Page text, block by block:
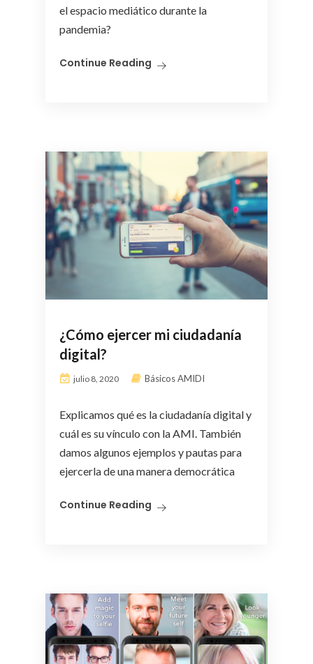
el espacio mediático durante la
pandemia?
Continue Reading
¿Cómo ejercer mi ciudadanía
digital?
julio 8, 2020 Básicos AMIDI
Explicamos qué es la ciudadanía digital y
cuál es su vínculo con la AMI. También
damos algunos ejemplos y pautas para
ejercerla de una manera democrática
Continue Reading